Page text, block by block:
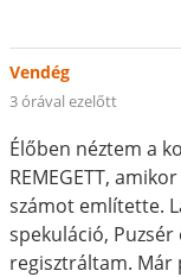
Vendég
3 órával ezelőtt
Élőben néztem a
REMEGETT,
számot említette.
spekuláció,
regisztráltam. Már